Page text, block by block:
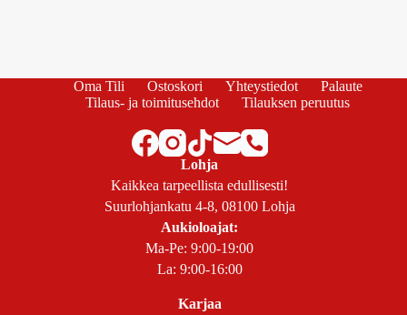
Oma Tili Ostoskori Yhteystiedot
Palaute
Tilaus- ja toimitusehdot
Tilauksen peruutus
Lohja
Kaikkea tarpeellista edullisesti!
Suurlohjankatu 4-8, 08100 Lohja
Aukioloajat:
Ma-Pe: 9:00-19:00
La: 9:00-16:00
Karjaa